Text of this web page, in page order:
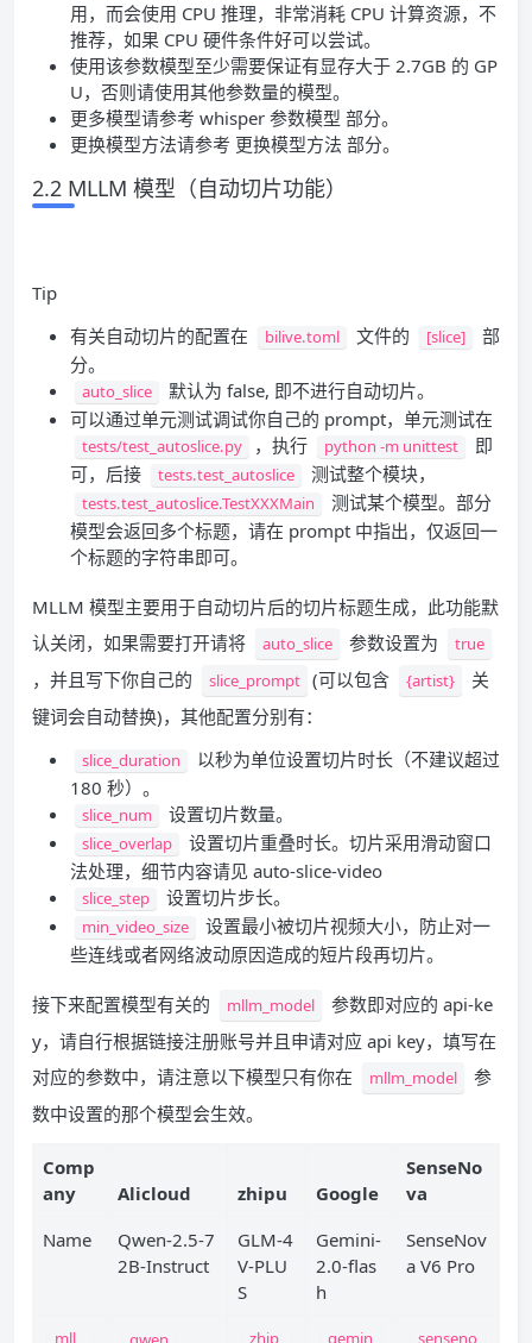
用，而会使用 CPU 推理，非常消耗 CPU 计算资源，不
推荐，如果 CPU 硬件条件好可以尝试。
使用该参数模型至少需要保证有显存大于 2.7GB 的 GP
U，否则请使用其他参数量的模型。
更多模型请参考 whisper 参数模型 部分。
更换模型方法请参考 更换模型方法 部分。
2.2 MLLM 模型（自动切片功能）
Tip
有关自动切片的配置在
bilive.toml 文件的 [slice]
部
分。
auto_slice
默认为 false, 即不进行自动切片。
可以通过单元测试调试你自己的 prompt，单元测试在
tests/test_autoslice.py ，执行 python -m unittest
即
可，后接
tests.test_autoslice 测试整个模块，
tests.test_autoslice.TestXXXMain
测试某个模型。部分
模型会返回多个标题，请在 prompt 中指出，仅返回一
个标题的字符串即可。
MLLM 模型主要用于自动切片后的切片标题生成，此功能默
认关闭，如果需要打开请将
auto_slice 参数设置为 true
，并且写下你自己的 slice_prompt (可以包含 {artist}
关
键词会自动替换)，其他配置分别有：
slice_duration
以秒为单位设置切片时长（不建议超过
180 秒）。
slice_num 设置切片数量。
slice_overlap
设置切片重叠时长。切片采用滑动窗口
法处理，细节内容请见 auto-slice-video
slice_step 设置切片步长。
min_video_size
设置最小被切片视频大小，防止对一
些连线或者网络波动原因造成的短片段再切片。
接下来配置模型有关的 mllm_model
参数即对应的 api-ke
y，请自行根据链接注册账号并且申请对应 api key，填写在
对应的参数中，请注意以下模型只有你在
mllm_model
参
数中设置的那个模型会生效。
Comp
any
Alicloud zhipu Google
SenseNo
va
Name
Qwen-2.5-7
2B-Instruct
GLM-4
V-PLU
S
Gemini-
2.0-flas
h
SenseNov
a V6 Pro
mll zhip gemin senseno